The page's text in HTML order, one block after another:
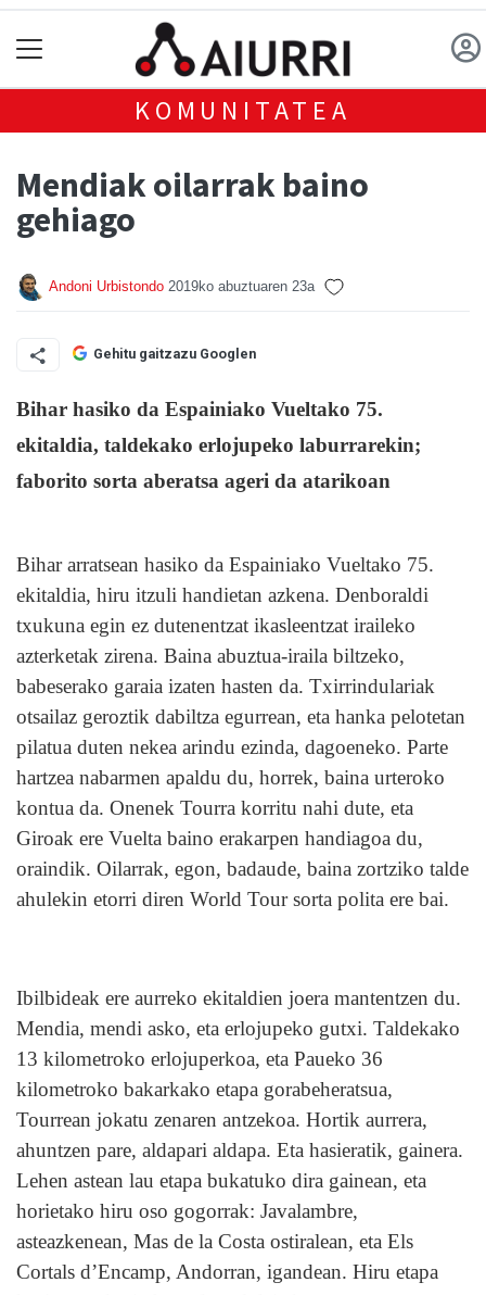
KOMUNITATEA
Mendiak oilarrak baino
gehiago
Andoni Urbistondo 2019ko abuztuaren 23a
Gehitu gaitzazu Googlen
Bihar hasiko da Espainiako Vueltako 75.
ekitaldia, taldekako erlojupeko laburrarekin;
faborito sorta aberatsa ageri da atarikoan
Bihar arratsean hasiko da Espainiako Vueltako 75.
ekitaldia, hiru itzuli handietan azkena. Denboraldi
txukuna egin ez dutenentzat ikasleentzat iraileko
azterketak zirena. Baina abuztua-iraila biltzeko,
babeserako garaia izaten hasten da. Txirrindulariak
otsailaz geroztik dabiltza egurrean, eta hanka pelotetan
pilatua duten nekea arindu ezinda, dagoeneko. Parte
hartzea nabarmen apaldu du, horrek, baina urteroko
kontua da. Onenek Tourra korritu nahi dute, eta
Giroak ere Vuelta baino erakarpen handiagoa du,
oraindik. Oilarrak, egon, badaude, baina zortziko talde
ahulekin etorri diren World Tour sorta polita ere bai.
Ibilbideak ere aurreko ekitaldien joera mantentzen du.
Mendia, mendi asko, eta erlojupeko gutxi. Taldekako
13 kilometroko erlojuperkoa, eta Paueko 36
kilometroko bakarkako etapa gorabeheratsua,
Tourrean jokatu zenaren antzekoa. Hortik aurrera,
ahuntzen pare, aldapari aldapa. Eta hasieratik, gainera.
Lehen astean lau etapa bukatuko dira gainean, eta
horietako hiru oso gogorrak: Javalambre,
asteazkenean, Mas de la Costa ostiralean, eta Els
Cortals d’Encamp, Andorran, igandean. Hiru etapa